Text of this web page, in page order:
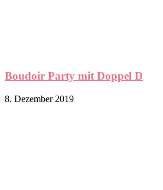
Boudoir Party mit Doppel D
8. Dezember 2019